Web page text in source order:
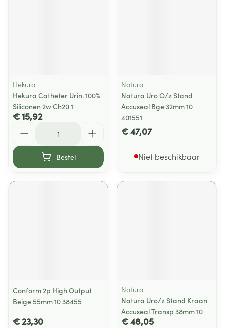
Hekura
Hekura Catheter Urin. 100%
Siliconen 2w Ch20 1
€ 15,92
Bestel
Natura
Natura Uro O/z Stand
Accuseal Bge 32mm 10
401551
€ 47,07
Niet beschikbaar
Conform 2p High Output
Beige 55mm 10 38455
€ 23,30
Natura
Natura Uro/z Stand Kraan
Accuseal Transp 38mm 10
€ 48,05